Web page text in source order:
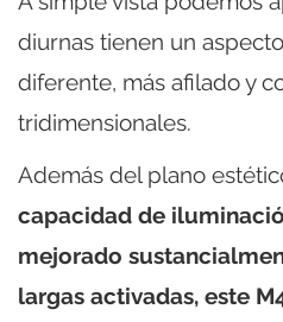
diurnas tienen un
diferente, más afilado y
tridimensionales.
Además del plano
capacidad de
mejorado
largas activadas, este